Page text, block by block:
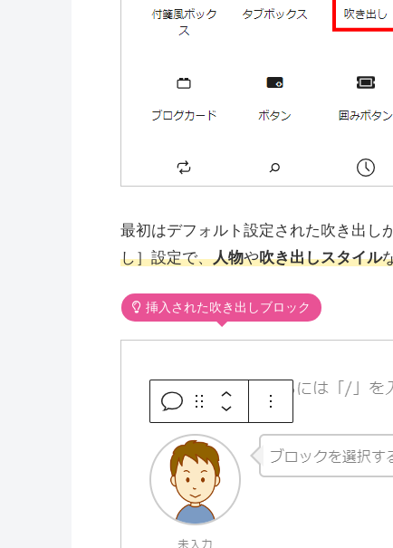
最初はデフォルト設定された吹き出し
し］設定で、人物や吹き出しスタイル
挿入された吹き出しブロック